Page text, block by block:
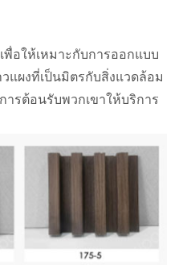
พื่อให้เหมาะกับการออกแบบ
แผงที่เป็นมิตรกับสิ่งแวดล้อม
รต้อนรับพวกเขาให้บริการ